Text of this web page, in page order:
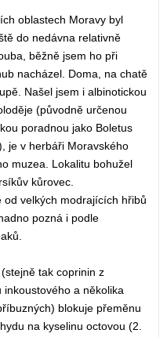
oblastech Moravy byl
do nedávna relativně
běžně jsem ho při
nacházel. Doma, na chatě
Našel jsem i albinotickou
(původně určenou
poradnou jako Boletus
je v herbáři Moravského
muzea. Lokalitu bohužel
kůrovec.
od velkých modrajících hřibů
pozná i podle
tak coprinin z
inkoustového a několika
blokuje přeměnu
na kyselinu octovou (2.